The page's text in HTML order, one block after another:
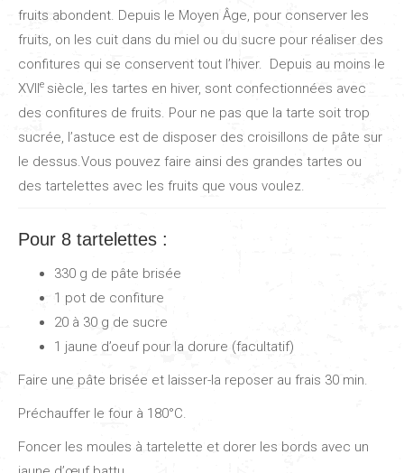
fruits abondent. Depuis le Moyen Âge, pour conserver les
fruits, on les cuit dans du miel ou du sucre pour réaliser des
confitures qui se conservent tout l’hiver. Depuis au moins le
XVIIe siècle, les tartes en hiver, sont confectionnées avec
des confitures de fruits. Pour ne pas que la tarte soit trop
sucrée, l’astuce est de disposer des croisillons de pâte sur
le dessus.Vous pouvez faire ainsi des grandes tartes ou
des tartelettes avec les fruits que vous voulez.
Pour 8 tartelettes :
330 g de pâte brisée
1 pot de confiture
20 à 30 g de sucre
1 jaune d’oeuf pour la dorure (facultatif)
Faire une pâte brisée et laisser-la reposer au frais 30 min.
Préchauffer le four à 180°C.
Foncer les moules à tartelette et dorer les bords avec un